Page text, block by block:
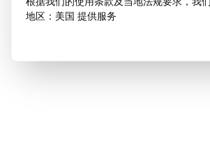
地区：美国 提供服务